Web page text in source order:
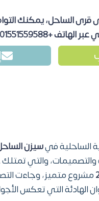
الساحل، يمكنك
+201551559588.
الساحلية فيسيزن
مشروع متميز، وجاءت
الهادئة التي تعكس